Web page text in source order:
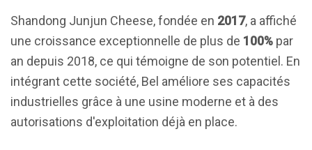
Shandong Junjun Cheese, fondée en 2017, a affiché
une croissance exceptionnelle de plus de 100% par
an depuis 2018, ce qui témoigne de son potentiel. En
intégrant cette société, Bel améliore ses capacités
industrielles grâce à une usine moderne et à des
autorisations d'exploitation déjà en place.